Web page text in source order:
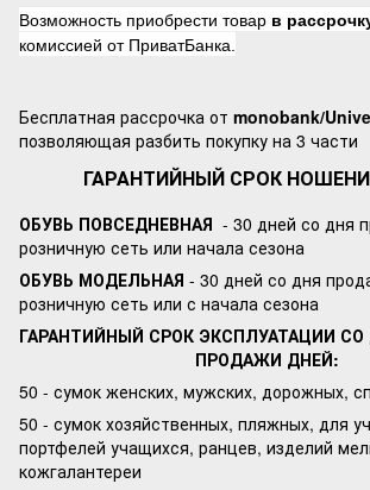
Возможность приобрести товар в
комиссией от ПриватБанка.
Бесплатная рассрочка от monobank/
позволяющая разбить покупку на 3 части
ГАРАНТИЙНЫЙ СРОК
ОБУВЬ ПОВСЕДНЕВНАЯ - 30 дней со дня
розничную сеть или начала сезона
ОБУВЬ МОДЕЛЬНАЯ - 30 дней со дня
розничную сеть или с начала сезона
ГАРАНТИЙНЫЙ СРОК ЭКСПЛУАТАЦИИ
ПРОДАЖИ ДНЕЙ:
50 - сумок женских, мужских, дорожных,
50 - сумок хозяйственных, пляжных, для
портфелей учащихся, ранцев, изделий
кожгалантереи